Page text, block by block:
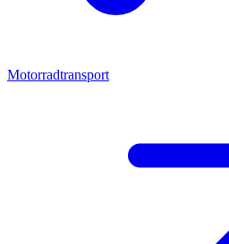
Motorradtransport